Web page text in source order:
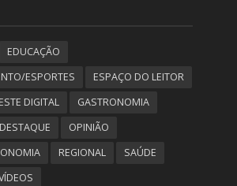
EDUCAÇÃO
ESPORTES
ESPAÇO DO LEITOR
DIGITAL
GASTRONOMIA
OPINIÃO
REGIONAL
SAÚDE